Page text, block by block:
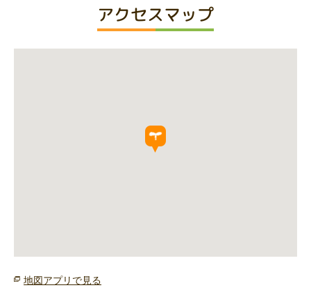
アクセスマップ
地図アプリで見る